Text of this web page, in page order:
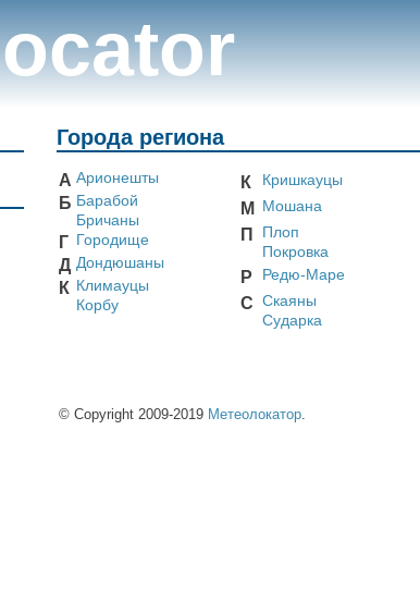
Города региона
А Арионешты
Б Барабой
Бричаны
Г Городище
Д Дондюшаны
К Климауцы
Корбу
К Кришкауцы
М Мошана
П
Плоп
Покровка
Р Редю-Маре
С Скаяны
Сударка
© Copyright 2009-2019 Метеолокатор.